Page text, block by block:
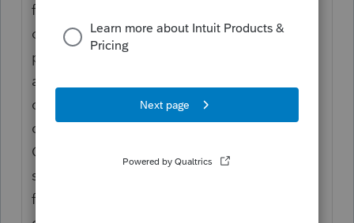
français avant d'arriver ici? On prend en
compte les revenus de source mondiale à
partir de sa date d'arrivée ici (si elle répond
aux critères de résidence, mais je présume
que c'est le cas ici). Ne pas oublier de
consulter la convention fiscale France-
Canada, il pourrait y avoir des exceptions
selon son type d'emploi (par exemple, les
fonctionnaires français ne paient pas